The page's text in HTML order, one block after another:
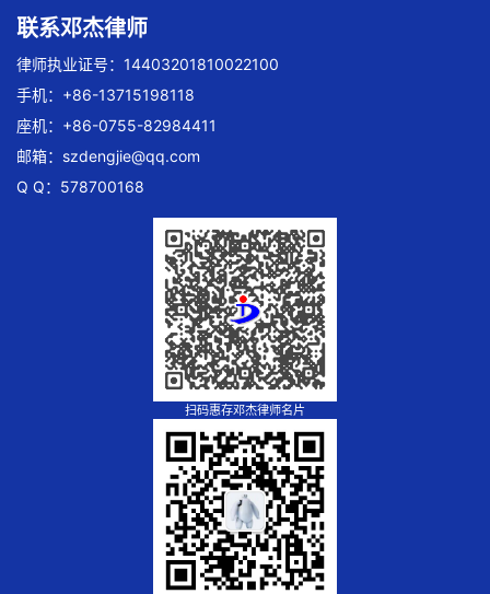
联系邓杰律师
律师执业证号：14403201810022100
手机：+86-13715198118
座机：+86-0755-82984411
邮箱： szdengjie@qq.com
Q Q：578700168
扫码惠存邓杰律师名片